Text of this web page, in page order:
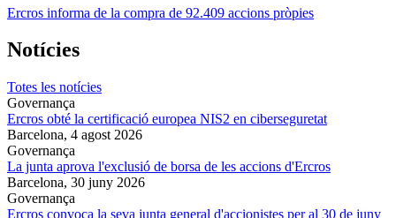
Ercros informa de la compra de 92.409 accions pròpies
Notícies
Totes les notícies
Governança
Ercros obté la certificació europea NIS2 en ciberseguretat
Barcelona, 4 agost 2026
Governança
La junta aprova l'exclusió de borsa de les accions d'Ercros
Barcelona, 30 juny 2026
Governança
Ercros convoca la seva junta general d'accionistes per al 30 de juny